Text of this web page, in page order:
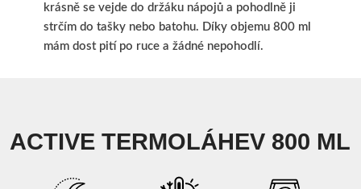
krásně se vejde do držáku nápojů a pohodlně ji
strčím do tašky nebo batohu. Díky objemu 800 ml
mám dost pití po ruce a žádné nepohodlí.
ACTIVE TERMOLÁHEV 800 ML